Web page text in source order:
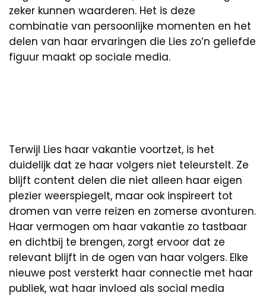
zeker kunnen waarderen. Het is deze
combinatie van persoonlijke momenten en het
delen van haar ervaringen die Lies zo’n geliefde
figuur maakt op sociale media.
Terwijl Lies haar vakantie voortzet, is het
duidelijk dat ze haar volgers niet teleurstelt. Ze
blijft content delen die niet alleen haar eigen
plezier weerspiegelt, maar ook inspireert tot
dromen van verre reizen en zomerse avonturen.
Haar vermogen om haar vakantie zo tastbaar
en dichtbij te brengen, zorgt ervoor dat ze
relevant blijft in de ogen van haar volgers. Elke
nieuwe post versterkt haar connectie met haar
publiek, wat haar invloed als social media